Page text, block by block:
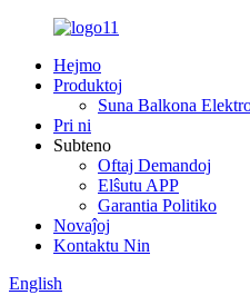
Hejmo
Produktoj
Suna Balkona
Pri ni
Subteno
Oftaj Demandoj
Elŝutu APP
Garantia Politiko
Novaĵoj
Kontaktu Nin
English